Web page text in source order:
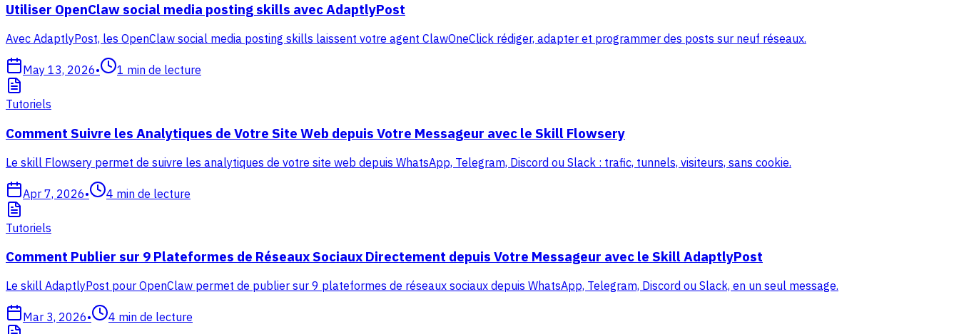
Utiliser OpenClaw social media posting skills avec AdaptlyPost
Avec AdaptlyPost, les OpenClaw social media posting skills laissent votre agent ClawOneClick rédiger, adapter et programmer des posts sur neuf réseaux.
May 13, 2026• 1 min de lecture
Tutoriels
Comment Suivre les Analytiques de Votre Site Web depuis Votre Messageur avec le Skill Flowsery
Le skill Flowsery permet de suivre les analytiques de votre site web depuis WhatsApp, Telegram, Discord ou Slack : trafic, tunnels, visiteurs, sans cookie.
Apr 7, 2026• 4 min de lecture
Tutoriels
Comment Publier sur 9 Plateformes de Réseaux Sociaux Directement depuis Votre Messageur avec le Skill AdaptlyPost
Le skill AdaptlyPost pour OpenClaw permet de publier sur 9 plateformes de réseaux sociaux depuis WhatsApp, Telegram, Discord ou Slack, en un seul message.
Mar 3, 2026• 4 min de lecture